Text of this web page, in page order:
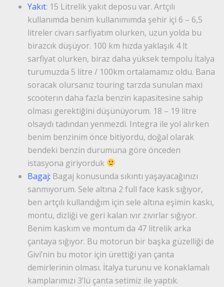
Yakıt: 15 Litrelik yakıt deposu var. Artçılı
kullanımda benim kullanımımda şehir içi 6 – 6,5
litreler civarı sarfiyatım olurken, uzun yolda bu
birazcık düşüyor. 100 km hızda yaklaşık 4 lt
sarfiyat olurken, biraz daha yüksek tempolu İtalya
turumuzda 5 litre / 100km ortalamamız oldu. Bana
soracak olursanız touring tarzda sunulan maxi
scooterın daha fazla benzin kapasitesine sahip
olması gerektiğini düşünüyorum. 18 – 19 litre
olsaydı tadından yenmezdi. Integra ile yol alırken
benim benzinim önce bitiyordu, doğal olarak
bendeki benzin durumuna göre önceden
istasyona giriyorduk
Bagaj: Bagaj konusunda sıkıntı yaşayacağınızı
sanmıyorum. Sele altına 2 full face kask sığıyor,
ben artçılı kullandığım için sele altına eşimin kaskı,
montu, dizliği ve geri kalan ıvır zıvırlar sığıyor.
Benim kaskım ve montum da 47 litrelik arka
çantaya sığıyor. Bu motorun bir başka güzelliği de
Givi’nin bu motor için ürettiği yan çanta
demirlerinin olması. İtalya turunu ve konaklamalı
kamplarımızı 3’lü çanta setimiz ile yaptık.